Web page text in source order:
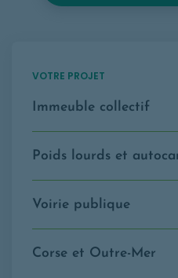
VOTRE PROJET
Immeuble collectif
Poids lourds et
Voirie publique
Corse et Outre-Mer